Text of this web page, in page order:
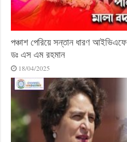
পঞ্চাশ পেরিয়ে সন্তান ধারণ
ডঃ এস এম রহমান
18/04/2025